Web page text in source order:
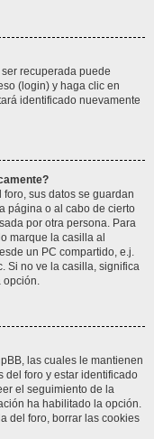
recuperada puede
(login) y haga clic en
identificado nuevamente
sus datos se guardan
página o al cabo de cierto
por otra persona. Para
marque la casilla al
un PC compartido, e.j.
Si no ve la casilla, significa
opción.
las cuales le mantienen
del foro y estar identificado
el seguimiento de la
ha habilitado la opción.
del foro, borrar las cookies